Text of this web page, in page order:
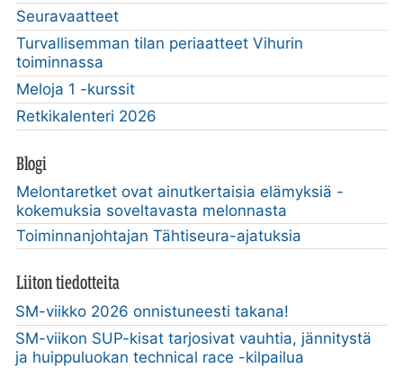
Seuravaatteet
Turvallisemman tilan periaatteet Vihurin
toiminnassa
Meloja 1 -kurssit
Retkikalenteri 2026
Blogi
Melontaretket ovat ainutkertaisia elämyksiä -
kokemuksia soveltavasta melonnasta
Toiminnanjohtajan Tähtiseura-ajatuksia
Liiton tiedotteita
SM-viikko 2026 onnistuneesti takana!
SM-viikon SUP-kisat tarjosivat vauhtia, jännitystä
ja huippuluokan technical race -kilpailua